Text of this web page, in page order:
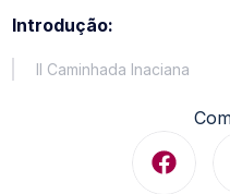
Introdução:
II Caminhada Inaciana